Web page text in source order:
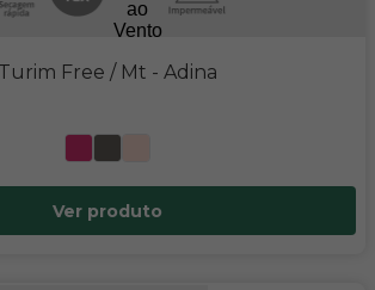
Turim Free / Mt - Adina
Ver produto